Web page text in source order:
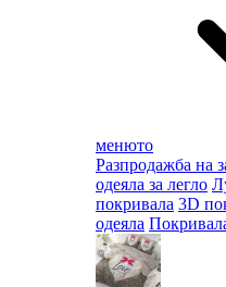
менюто
Разпродажба на
одеяла за легло
покривала 3D
одеяла